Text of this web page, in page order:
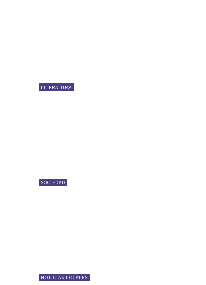
LITERATURA
SOCIEDAD
NOTICIAS LOCALES